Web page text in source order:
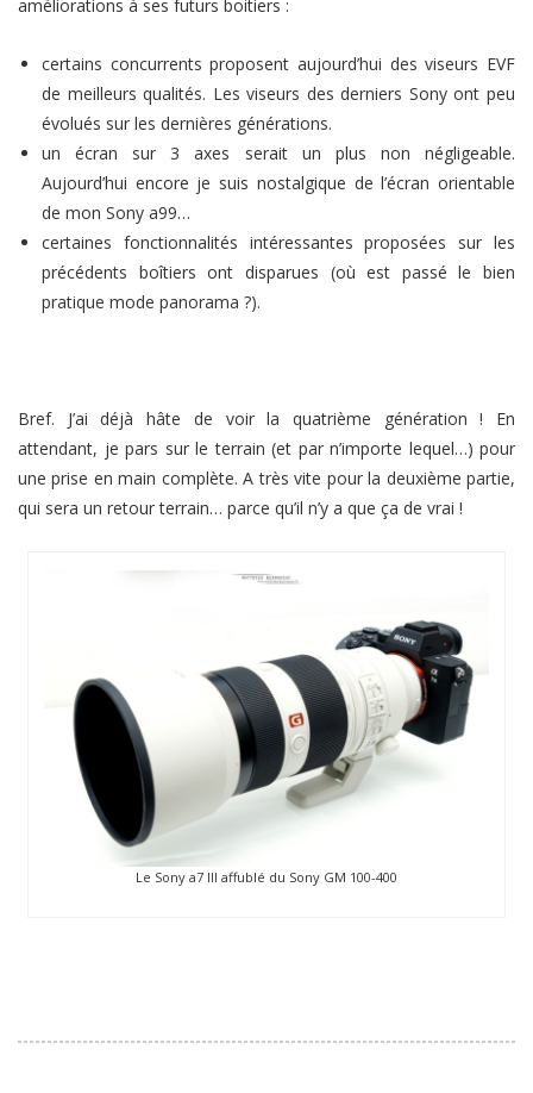
améliorations à ses futurs boitiers :
certains concurrents proposent aujourd’hui des viseurs EVF
de meilleurs qualités. Les viseurs des derniers Sony ont peu
évolués sur les dernières générations.
un écran sur 3 axes serait un plus non négligeable.
Aujourd’hui encore je suis nostalgique de l’écran orientable
de mon Sony a99…
certaines fonctionnalités intéressantes proposées sur les
précédents boîtiers ont disparues (où est passé le bien
pratique mode panorama ?).
Bref. J’ai déjà hâte de voir la quatrième génération ! En
attendant, je pars sur le terrain (et par n’importe lequel…) pour
une prise en main complète. A très vite pour la deuxième partie,
qui sera un retour terrain… parce qu’il n’y a que ça de vrai !
Le Sony a7 III affublé du Sony GM 100-400